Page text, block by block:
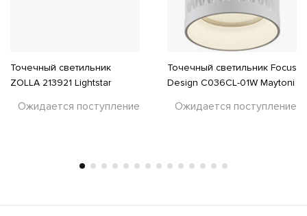
Точечный светильник
ZOLLA 213921 Lightstar
Ожидается поступление
Точечный светильник Focus
Design C036CL-01W Maytoni
Ожидается поступление